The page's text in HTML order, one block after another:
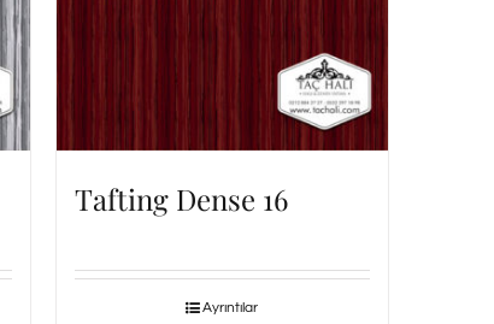
Tafting Dense 16
Ayrıntılar